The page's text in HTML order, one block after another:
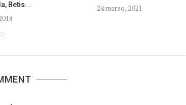
Betis...
24 marzo, 2021